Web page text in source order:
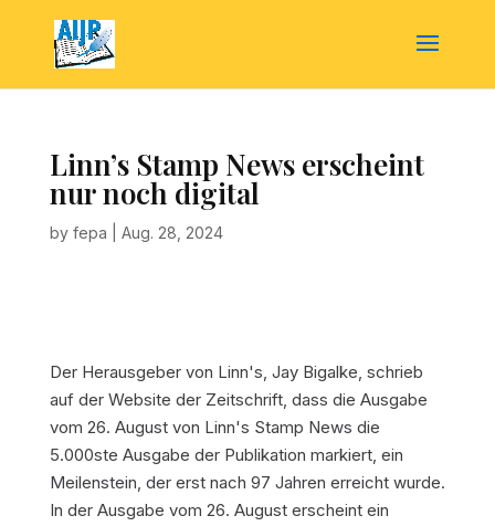
Linn’s Stamp News erscheint
nur noch digital
by fepa Aug. 28, 2024
Der Herausgeber von Linn's, Jay Bigalke, schrieb
auf der Website der Zeitschrift, dass die Ausgabe
vom 26. August von Linn's Stamp News die
5.000ste Ausgabe der Publikation markiert, ein
Meilenstein, der erst nach 97 Jahren erreicht wurde.
In der Ausgabe vom 26. August erscheint ein